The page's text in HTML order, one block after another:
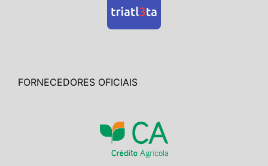
FORNECEDORES OFICIAIS